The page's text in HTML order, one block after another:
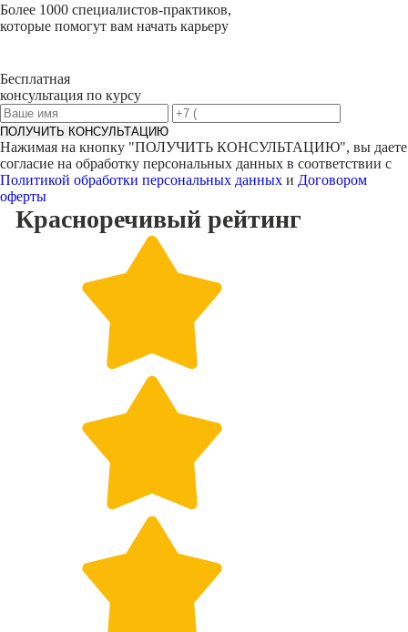
Более 1000 специалистов-практиков,
которые помогут вам начать карьеру
Бесплатная
консультация по курсу
ПОЛУЧИТЬ КОНСУЛЬТАЦИЮ
Нажимая на кнопку "ПОЛУЧИТЬ КОНСУЛЬТАЦИЮ", вы даете
согласие на обработку персональных данных в соответствии с
Политикой обработки персональных данных и Договором
оферты
Красноречивый рейтинг